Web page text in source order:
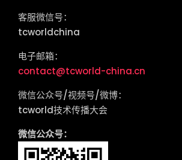
客服微信号：
tcworldchina
电子邮箱：
contact@tcworld-china.cn
微信公众号/视频号/微博：
tcworld技术传播大会
微信公众号：